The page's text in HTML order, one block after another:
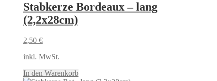
Stabkerze Bordeaux – lang
(2,2x28cm)
2,50 €
inkl. MwSt.
In den Warenkorb